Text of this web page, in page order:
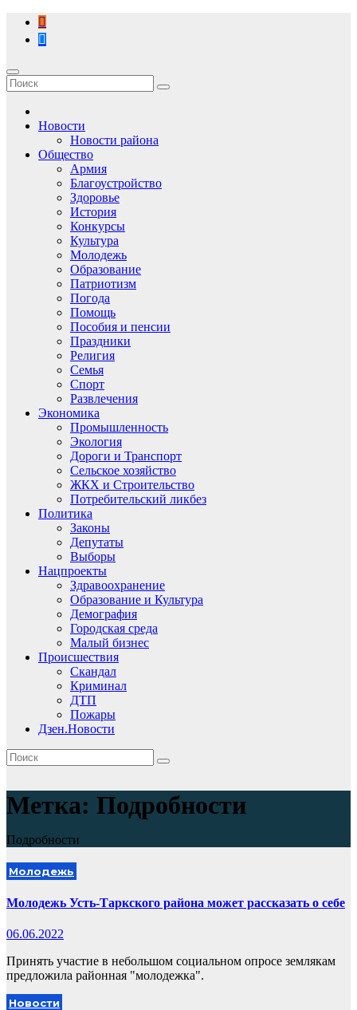
Перейти
содержимому
Новости
Новости района
Общество
Армия
Благоустройство
Здоровье
История
Конкурсы
Культура
Молодежь
Образование
Патриотизм
Погода
Помощь
Пособия и пенсии
Праздники
Религия
Семья
Спорт
Развлечения
Экономика
Промышленность
Экология
Дороги и Транспорт
Сельское хозяйство
ЖКХ и Строительство
Потребительский ликбез
Политика
Законы
Депутаты
Выборы
Нацпроекты
Здравоохранение
Образование и Культура
Демография
Городская среда
Малый бизнес
Происшествия
Скандал
Криминал
ДТП
Пожары
Дзен.Новости
Метка: Подробности
Подробности
Молодежь
Молодежь Усть-Таркского района может рассказать о себе
06.06.2022
Принять участие в небольшом социальном опросе землякам
предложила районная "молодежка".
Новости